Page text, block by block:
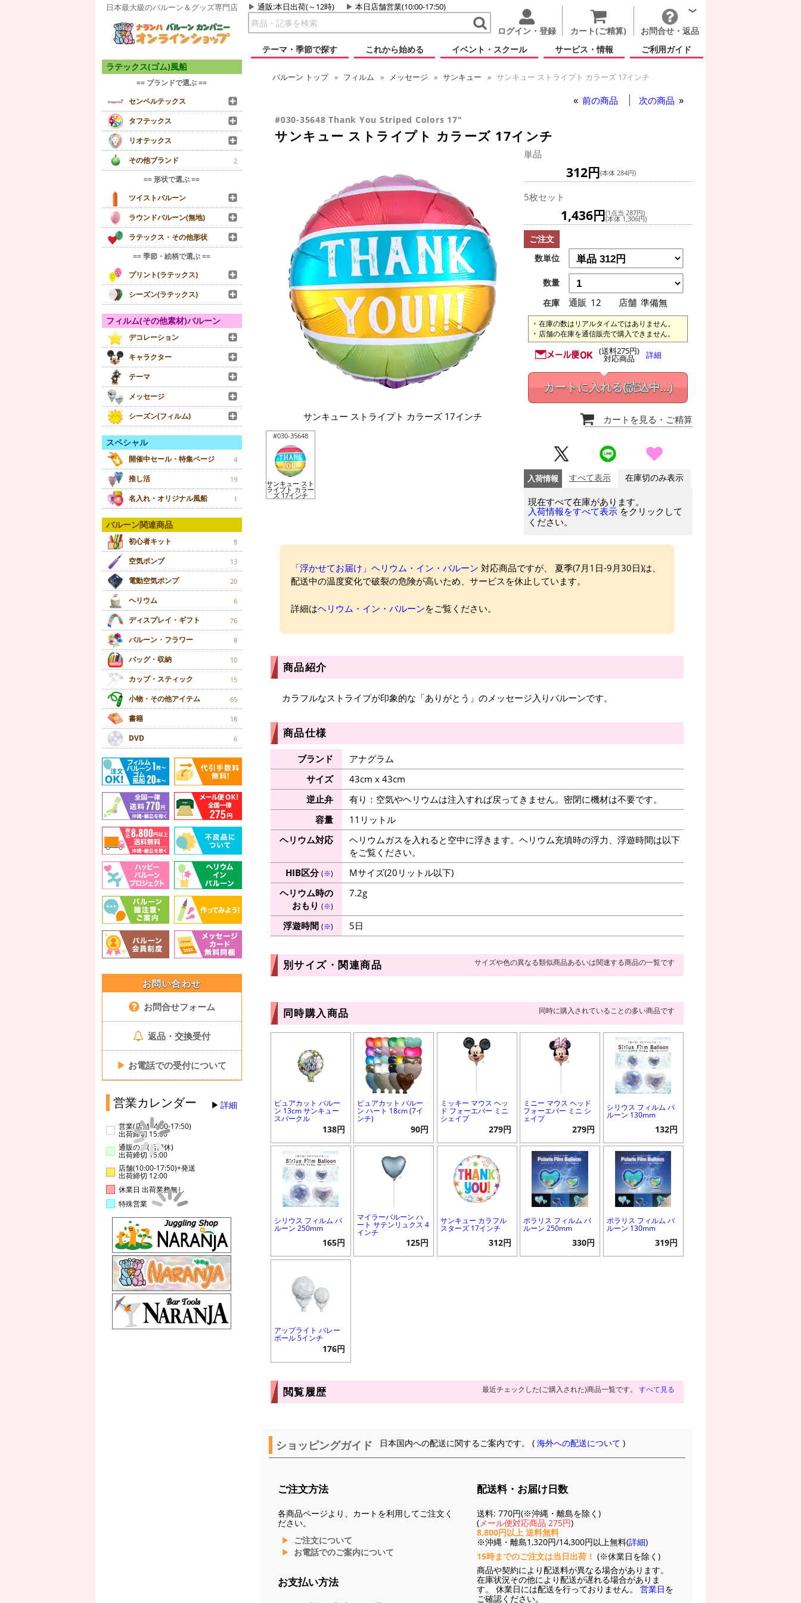
日本最大級のバルーン＆グッズ専門店 通販:本日出荷(～12時) 本日店舗営業(10:00-17:50)
ログイン・登録 カート(ご精算)
お問合せ・返品
テーマ・季節で探す
これから始める イベント・スクール サービス・情報 ご利用ガイド
ラテックス(ゴム)風船
== ブランドで選ぶ ==
センペルテックス
タフテックス
リオテックス
その他ブランド
2
== 形状で選ぶ ==
ツイストバルーン
ラウンドバルーン(無地)
ラテックス・その他形状
== 季節・絵柄で選ぶ ==
プリント(ラテックス)
シーズン(ラテックス)
フィルム(その他素材)バルーン
デコレーション
キャラクター
テーマ
メッセージ
シーズン(フィルム)
スペシャル
開催中セール・特集ページ 4
推し活 19
名入れ・オリジナル風船 1
バルーン関連商品
初心者キット 8
空気ポンプ 13
電動空気ポンプ 20
ヘリウム 6
ディスプレイ・ギフト 76
バルーン・フラワー 8
バッグ・収納 10
カップ・スティック 15
小物・その他アイテム 65
書籍 18
DVD 6
お問い合わせ
お問合せフォーム
返品・交換受付
▶ お電話での受付について
営業カレンダー 詳細
営業(店舗14:00-17:50)
出荷締切 15:00
通販のみ(店舗休)
出荷締切 15:00
店舗(10:00-17:50)+発送
出荷締切 12:00
休業日 出荷業務無し
特殊営業
バルーン トップ フィルム メッセージ サンキュー サンキュー ストライプト カラーズ 17インチ
前の商品 次の商品
#030-35648 Thank You Striped Colors 17"
サンキュー ストライプト カラーズ 17インチ
サンキュー ストライプト カラーズ 17インチ
#030-35648
サンキュー スト
ライプト カラー
ズ 17インチ
単品
312円(本体 284円)
5枚セット
1,436円(1点当 287円)
(本体 1,306円)
ご注文
数単位
数量
在庫
通販 12 店舗 準備無
在庫の数はリアルタイムではありません。
店舗の在庫を通信販売で購入できません。
(送料275円)
対応商品 詳細
カートに入れる(読込中...)
カートを見る ・ご精算
入荷情報 すべて表示 在庫切のみ表示
現在すべて在庫があります。
入荷情報をすべて表示 をクリックして
ください。
「浮かせてお届け」ヘリウム・イン・バルーン 対応商品ですが、 夏季(7月1日-9月30日)は、
配送中の温度変化で破裂の危険が高いため、サービスを休止しています。
詳細はヘリウム・イン・バルーンをご覧ください。
商品紹介
カラフルなストライプが印象的な「ありがとう」のメッセージ入りバルーンです。
商品仕様
ブランド
アナグラム
サイズ
43cm x 43cm
逆止弁
有り：空気やヘリウムは注入すれば戻ってきません。密閉に機材は不要です。
容量
11リットル
ヘリウム対応
ヘリウムガスを入れると空中に浮きます。ヘリウム充填時の浮力、浮遊時間は以下
をご覧ください。
HIB区分(※)
Mサイズ(20リットル以下)
ヘリウム時の
おもり (※)
7.2g
浮遊時間 (※) 5日
別サイズ・関連商品 サイズや色の異なる類似商品あるいは関連する商品の一覧です
同時購入商品 同時に購入されていることの多い商品です
ピュアカット バルー
ン 13cm サンキュー
スパークル
138円
ピュアカット バルー
ン ハート 18cm (7イ
ンチ)
90円
ミッキー マウス ヘッ
ド フォーエバー ミニ
シェイプ
279円
ミニー マウス ヘッド
フォーエバー ミニ シ
ェイプ
279円
シリウス フィルム バ
ルーン 130mm
132円
シリウス フィルム バ
ルーン 250mm
165円
マイラーバルーン ハ
ート サテンリュクス 4
インチ
125円
サンキュー カラフル
スターズ 17インチ
312円
ポラリス フィルム バ
ルーン 250mm
330円
ポラリス フィルム バ
ルーン 130mm
319円
アップライト バレー
ボール 5インチ
176円
閲覧履歴 最近チェックした(ご購入された)商品一覧です。 すべて見る
ショッピングガイド 日本国内への配送に関するご案内です。 (海外への配送について )
ご注文方法
各商品ページより、カートを利用してご注文く
ださい。
ご注文について
お電話でのご案内について
お支払い方法
配送料・お届け日数
送料: 770円(※沖縄・離島を除く)
(メール便対応商品 275円)
8,800円以上 送料無料
※沖縄・離島1,320円/14,300円以上無料(詳細)
15時までのご注文は当日出荷！ (※休業日を除く)
商品や契約により配送料が異なる場合があります。
在庫状況その他により配送が遅れる場合がありま
す。 休業日には配送を行っておりません。 営業日を
ご確認ください。